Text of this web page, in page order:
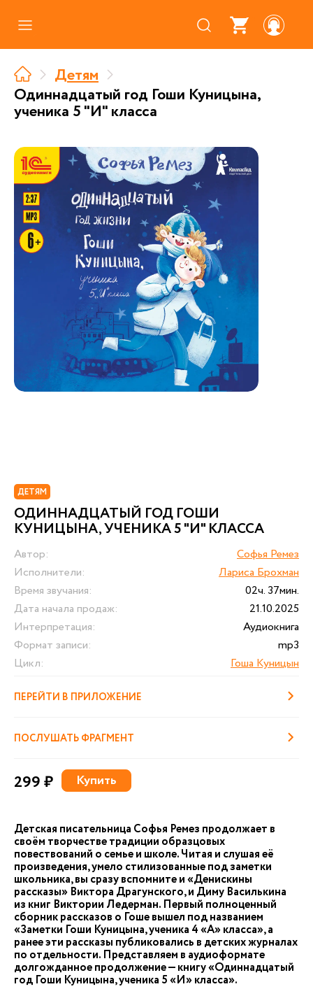
Где купить
Про аудиокниги
О нас
Партнерам
Детям
Одиннадцатый год Гоши Куницына,
ученика 5 "И" класса
ДЕТЯМ
ОДИННАДЦАТЫЙ ГОД ГОШИ
КУНИЦЫНА, УЧЕНИКА 5 "И" КЛАССА
Автор:
Софья Ремез
Исполнители:
Лариса Брохман
Время звучания:
02ч. 37мин.
Дата начала продаж:
21.10.2025
Интерпретация:
Аудиокнига
Формат записи:
mp3
Цикл:
Гоша Куницын
ПЕРЕЙТИ В ПРИЛОЖЕНИЕ
ПОСЛУШАТЬ ФРАГМЕНТ
299 ₽ Купить
Детская писательница Софья Ремез продолжает в
своём творчестве традиции образцовых
повествований о семье и школе. Читая и слушая её
произведения, умело стилизованные под заметки
школьника, вы сразу вспомните и «Денискины
рассказы» Виктора Драгунского, и Диму Василькина
из книг Виктории Ледерман. Первый полноценный
сборник рассказов о Гоше вышел под названием
«Заметки Гоши Куницына, ученика 4 «А» класса», а
ранее эти рассказы публиковались в детских журналах
по отдельности. Представляем в аудиоформате
долгожданное продолжение — книгу «Одиннадцатый
год Гоши Куницына, ученика 5 «И» класса».